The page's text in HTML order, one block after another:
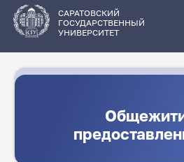
основному
содержанию
САРАТОВСКИЙ
ГОСУДАРСТВЕННЫЙ
УНИВЕРСИТЕТ